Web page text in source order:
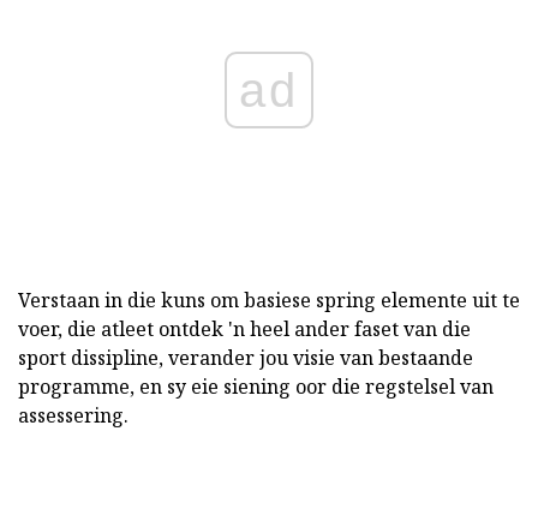
ad
Verstaan in die kuns om basiese spring elemente uit te
voer, die atleet ontdek 'n heel ander faset van die
sport dissipline, verander jou visie van bestaande
programme, en sy eie siening oor die regstelsel van
assessering.